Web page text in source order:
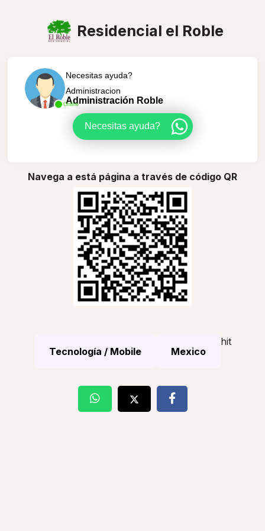
Residencial el Roble
Online
Necesitas ayuda?
Administracion
Administración Roble
Necesitas ayuda?
Navega a está página a través de código QR
Tecnología / Mobile Mexico
hit